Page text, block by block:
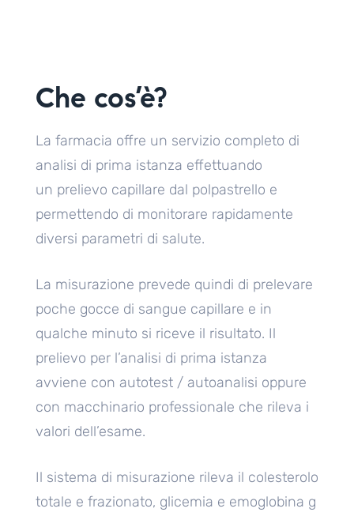
Che cos’è?
La farmacia offre un servizio completo di
analisi di prima istanza effettuando
un prelievo capillare dal polpastrello e
permettendo di monitorare rapidamente
diversi parametri di salute.
La misurazione prevede quindi di prelevare
poche gocce di sangue capillare e in
qualche minuto si riceve il risultato. Il
prelievo per l’analisi di prima istanza
avviene con autotest / autoanalisi oppure
con macchinario professionale che rileva i
valori dell’esame.
Il sistema di misurazione rileva il colesterolo
totale e frazionato, glicemia e emoglobina g